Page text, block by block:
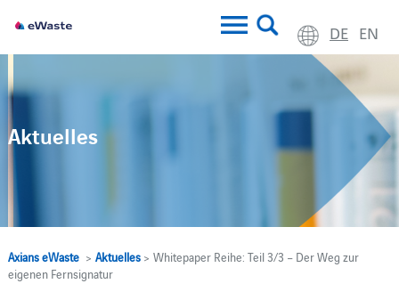
DE EN
Aktuelles
Axians eWaste> Aktuelles> Whitepaper Reihe: Teil 3/3 – Der Weg zur
eigenen Fernsignatur